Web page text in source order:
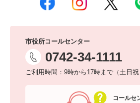
市役所コールセンター
0742-34-1111
ご利用時間：9時から17時まで（土日祝
コールセ